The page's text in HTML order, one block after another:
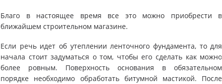
Благо в настоящее время все это можно приобрести в
ближайшем строительном магазине.
Если речь идет об утеплении ленточного фундамента, то для
начала стоит задуматься о том, чтобы его сделать как можно
более ровным. Поверхность основания в обязательном
порядке необходимо обработать битумной мастикой. После